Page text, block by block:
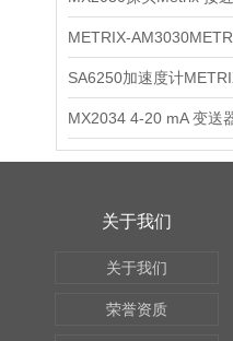
关于我们
关于我们
荣誉资质